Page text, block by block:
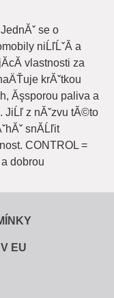
se o
niĹľĹˇĂ­ a
vlastnosti za
krĂˇtkou
Ăşsporou paliva a
JiĹľ z nĂˇzvu tĂ©to
snĂ­Ĺľit
CONTROL =
dobrou
EU